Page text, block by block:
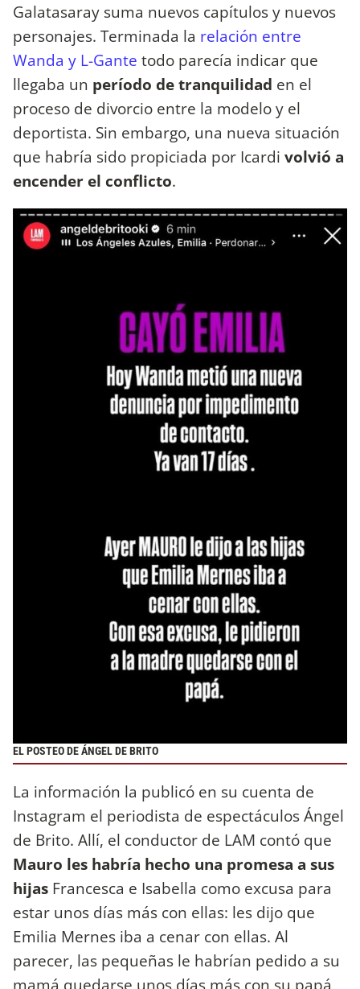
Galatasaray suma nuevos capítulos y nuevos
personajes. Terminada la relación entre
Wanda y L-Gante todo parecía indicar que
llegaba un período de tranquilidad en el
proceso de divorcio entre la modelo y el
deportista. Sin embargo, una nueva situación
que habría sido propiciada por Icardi volvió a
encender el conflicto.
EL POSTEO DE ÁNGEL DE BRITO
La información la publicó en su cuenta de
Instagram el periodista de espectáculos Ángel
de Brito. Allí, el conductor de LAM contó que
Mauro les habría hecho una promesa a sus
hijas Francesca e Isabella como excusa para
estar unos días más con ellas: les dijo que
Emilia Mernes iba a cenar con ellas. Al
parecer, las pequeñas le habrían pedido a su